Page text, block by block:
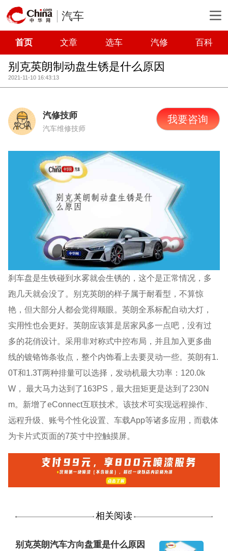
汽车
首页 文章 选车 汽修 百科
别克英朗制动盘生锈是什么原因
2021-11-10 16:43:13
汽修技师
汽车维修技师
我要咨询
刹车盘是生铁碰到水雾就会生锈的，这个是正常情况，多
跑几天就会没了。别克英朗的样子属于耐看型，不算惊
艳，但大部分人都会觉得顺眼。英朗全系标配自动大灯，
实用性也会更好。英朗应该算是居家风多一点吧，没有过
多的花俏设计。采用非对称式中控布局，并且加入更多曲
线的镀铬饰条妆点，整个内饰看上去要灵动一些。英朗有1.
0T和1.3T两种排量可以选择，发动机最大功率：120.0k
W， 最大马力达到了163PS，最大扭矩更是达到了230N
m。新增了eConnect互联技术。该技术可实现远程操作、
远程升级、账号个性化设置、车载App等诸多应用，而载体
为卡片式页面的7英寸中控触摸屏。
相关阅读
别克英朗汽车方向盘重是什么原因